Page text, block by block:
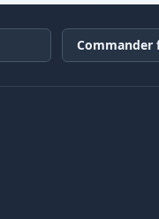
Commander